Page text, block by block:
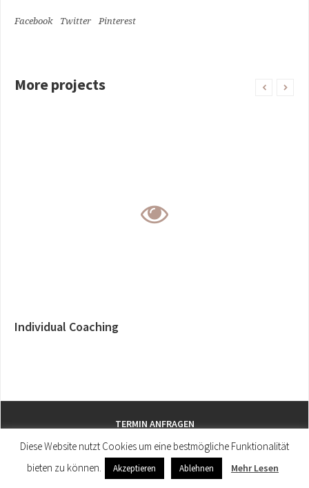
Facebook Twitter Pinterest
More projects
Individual Coaching
TERMIN ANFRAGEN
Patrick Leitner-Schertler © 2019-2026 | ALLE RECHTE VORBEHALTEN
Diese Website nutzt Cookies um eine bestmögliche Funktionalität
bieten zu können.
Akzeptieren Ablehnen Mehr Lesen